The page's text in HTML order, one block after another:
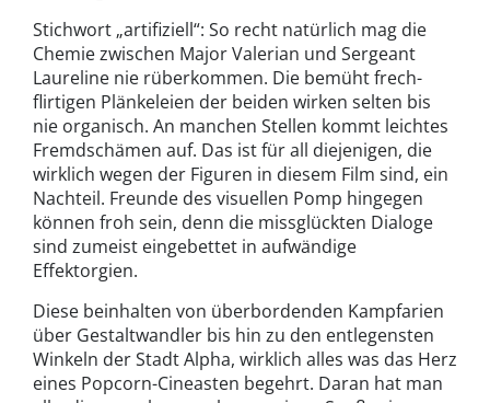
Stichwort „artifiziell“: So recht natürlich mag die
Chemie zwischen Major Valerian und Sergeant
Laureline nie rüberkommen. Die bemüht frech-
flirtigen Plänkeleien der beiden wirken selten bis
nie organisch. An manchen Stellen kommt leichtes
Fremdschämen auf. Das ist für all diejenigen, die
wirklich wegen der Figuren in diesem Film sind, ein
Nachteil. Freunde des visuellen Pomp hingegen
können froh sein, denn die missglückten Dialoge
sind zumeist eingebettet in aufwändige
Effektorgien.
Diese beinhalten von überbordenden Kampfarien
über Gestaltwandler bis hin zu den entlegensten
Winkeln der Stadt Alpha, wirklich alles was das Herz
eines Popcorn-Cineasten begehrt. Daran hat man